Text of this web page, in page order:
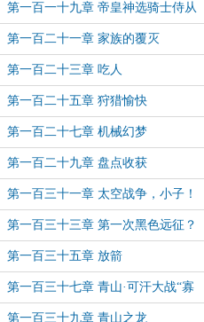
第一百一十九章 帝皇神选骑士侍从
第一百二十一章 家族的覆灭
第一百二十三章 吃人
第一百二十五章 狩猎愉快
第一百二十七章 机械幻梦
第一百二十九章 盘点收获
第一百三十一章 太空战争，小子！
第一百三十三章 第一次黑色远征？
第一百三十五章 放箭
第一百三十七章 青山·可汗大战“寡
妇制造者”
第一百三十九章 青山之龙